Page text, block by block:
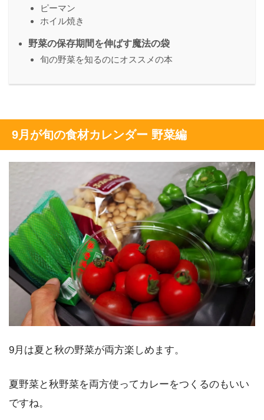
ピーマン
ホイル焼き
野菜の保存期間を伸ばす魔法の袋
旬の野菜を知るのにオススメの本
9月が旬の食材カレンダー 野菜編
9月は夏と秋の野菜が両方楽しめます。
夏野菜と秋野菜を両方使ってカレーをつくるのもいい
ですね。